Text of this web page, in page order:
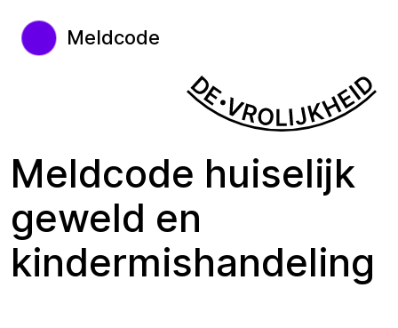
Meldcode
Meldcode huiselijk
geweld en
kindermishandeling